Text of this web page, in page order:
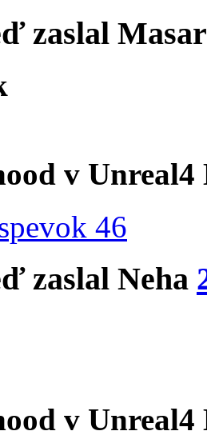
zaslal
v Unreal4
46
zaslal Neha
v Unreal4